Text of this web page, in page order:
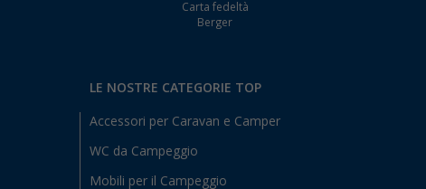
Carta fedeltà
Berger
LE NOSTRE CATEGORIE TOP
Accessori per Caravan e Camper
WC da Campeggio
Mobili per il Campeggio